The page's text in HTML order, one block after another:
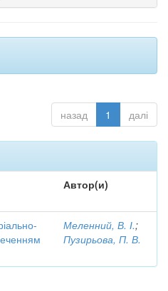
назад 1 далі
Автор(и)
Меленний, В. І.;
Пузирьова, П. В.